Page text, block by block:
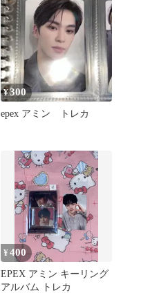
¥300
epex アミン トレカ
¥400
EPEX アミン キーリング
アルバム トレカ